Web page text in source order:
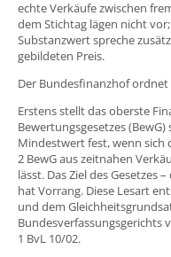
echte Verkäufe zwischen
dem Stichtag lägen nicht
Substanzwert spreche
gebildeten Preis.
Der Bundesfinanzhof ordnet
Erstens stellt das oberste
Bewertungsgesetzes
Mindestwert fest, wenn sich
2 BewG aus zeitnahen
lässt. Das Ziel des Gesetzes
hat Vorrang. Diese Lesart
und dem
Bundesverfassungsgerichts
1 BvL 10/02.